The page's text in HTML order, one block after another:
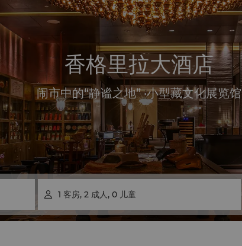
香格里拉大酒店
闹市中的“静谧之地” ·小型藏文化展览馆
 1 客房, 2 成人 , 0 儿童